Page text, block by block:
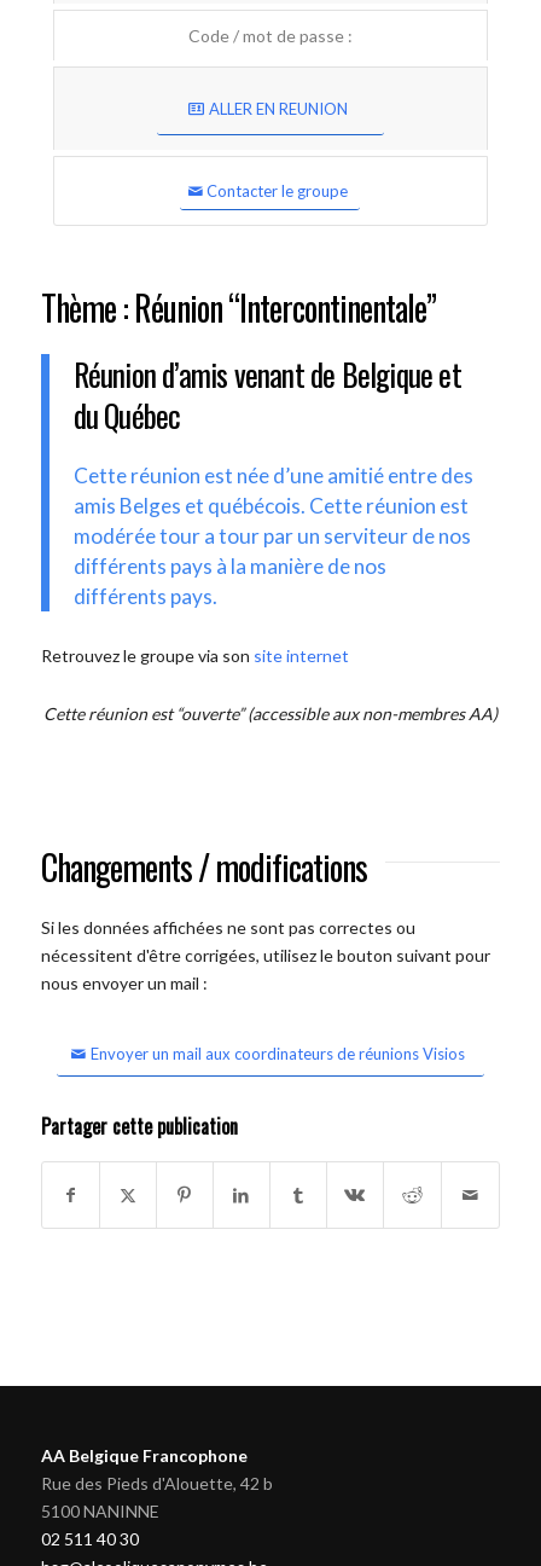
Code / mot de passe :
ALLER EN REUNION
Contacter le groupe
Thème : Réunion “Intercontinentale”
Réunion d’amis venant de Belgique et
du Québec
Cette réunion est née d’une amitié entre des
amis Belges et québécois. Cette réunion est
modérée tour a tour par un serviteur de nos
différents pays à la manière de nos
différents pays.
Retrouvez le groupe via son site internet
Cette réunion est “ouverte” (accessible aux non-membres AA)
Changements / modifications
Si les données affichées ne sont pas correctes ou
nécessitent d'être corrigées, utilisez le bouton suivant pour
nous envoyer un mail :
Envoyer un mail aux coordinateurs de réunions Visios
Partager cette publication
AA Belgique Francophone
Rue des Pieds d'Alouette, 42 b
5100 NANINNE
02 511 40 30